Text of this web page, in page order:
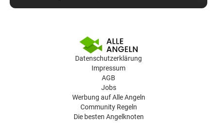
Datenschutzerklärung
Impressum
AGB
Jobs
Werbung auf Alle Angeln
Community Regeln
Die besten Angelknoten